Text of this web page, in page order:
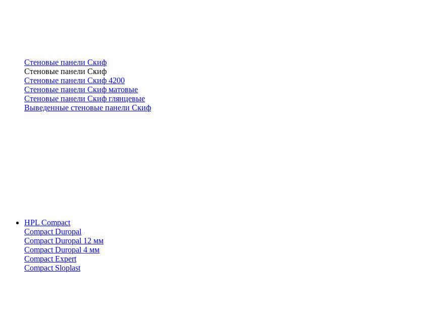
Стеновые панели Скиф
Стеновые панели Скиф
Стеновые панели Скиф 4200
Стеновые панели Скиф матовые
Стеновые панели Скиф глянцевые
Выведенные стеновые панели Скиф
HPL Compact
Compact Duropal
Compact Duropal 12 мм
Compact Duropal 4 мм
Compact Expert
Compact Sloplast